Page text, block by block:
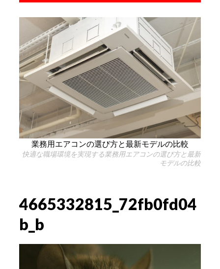
業務用エアコンの選び方と最新モデルの比較
快適な職場環境を実現する業務用エアコンの選び方と最新
モデルの比較
4665332815_72fb0fd04
b_b